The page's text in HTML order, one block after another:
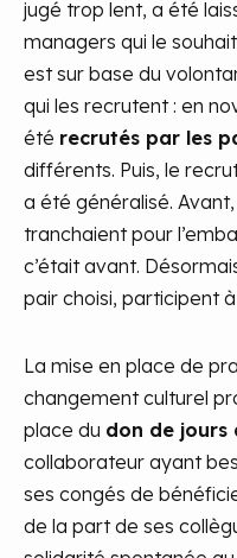
jugé trop lent, a été
managers qui le
est sur base du
qui les recrutent : en
été recrutés par les
différents. Puis, le
a été généralisé.
tranchaient pour
c’était avant.
pair choisi, participent
La mise en place de
changement culturel
place du don de jours
collaborateur ayant
ses congés de
de la part de ses